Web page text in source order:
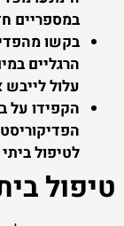
במספריים
בקשו
הרגליים
עלול לייבש
הקפידו על
לטיפול
טיפול